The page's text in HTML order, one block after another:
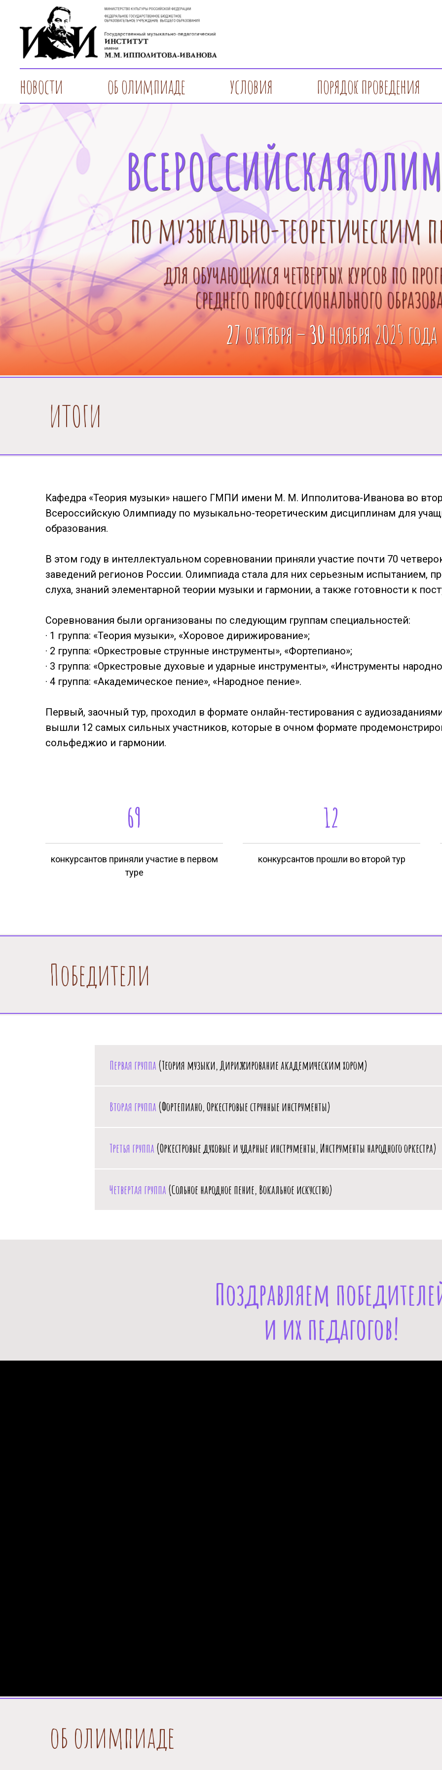
новости об олимпиаде условия порядок проведения
Tilda
ВСЕРОССИЙСКАЯ
по музыкально-теоретическим
для обучающихся четвертых курсов по
среднего профессионального
27октября –30ноября 2025 года
ИТОГИ
Кафедра «Теория музыки» нашего ГМПИ имени М. М. Ипполитова-Иванова во
Всероссийскую Олимпиаду по музыкально-теоретическим дисциплинам для
образования.
В этом году в интеллектуальном соревновании приняли участие почти 70
заведений регионов России. Олимпиада стала для них серьезным испытанием,
слуха, знаний элементарной теории музыки и гармонии, а также готовности к
Соревнования были организованы по следующим группам специальностей:
· 1 группа: «Теория музыки», «Хоровое дирижирование»;
· 2 группа: «Оркестровые струнные инструменты», «Фортепиано»;
· 3 группа: «Оркестровые духовые и ударные инструменты», «Инструменты
· 4 группа: «Академическое пение», «Народное пение».
Первый, заочный тур, проходил в формате онлайн-тестирования с
вышли 12 самых сильных участников, которые в очном формате
сольфеджио и гармонии.
69
конкурсантов приняли участие в первом
туре
12
конкурсантов прошли во второй тур
Победители
Первая группа (Теория музыки, Дирижирование академическим хором)
Вторая группа (Фортепиано, Оркестровые струнные инструменты)
Третья группа (Оркестровые духовые и ударные инструменты, Инструменты народного оркестра)
Четвертая группа (Сольное народное пение, Вокальное искусство)
Поздравляем
и их педагогов!
об олимпиаде